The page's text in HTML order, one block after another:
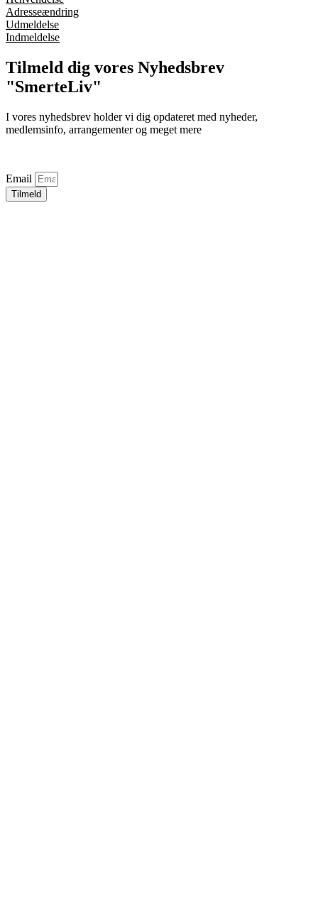
Adresseændring
Udmeldelse
Indmeldelse
Tilmeld dig vores Nyhedsbrev
"SmerteLiv"
I vores nyhedsbrev holder vi dig opdateret med nyheder,
medlemsinfo, arrangementer og meget mere
Email
Tilmeld